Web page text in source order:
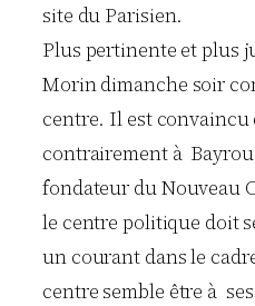
site du Parisien.
Plus pertinente et plus
Morin dimanche soir
centre. Il est convaincu
contrairement à
fondateur du Nouveau
le centre politique doit
un courant dans le
centre semble être à